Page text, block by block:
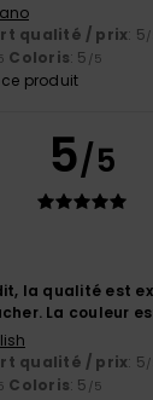
qualité / prix: 5
Coloris: 5 /5
produit
5/5
la qualité est
La couleur
qualité / prix: 5
Coloris: 5 /5